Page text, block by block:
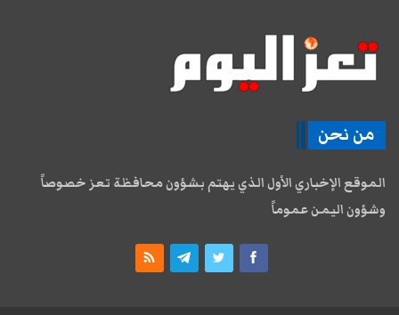
من نحن
الموقع الإخباري الأول الذي يهتم بشؤون محافظة تعز خصوصاً
وشؤون اليمن عموماً